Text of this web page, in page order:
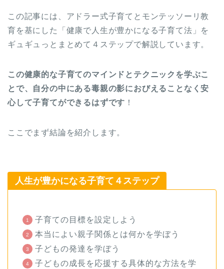
この記事には、アドラー式子育てとモンテッソーリ教
育を基にした「健康で人生が豊かになる子育て法」を
ギュギュっとまとめて４ステップで解説しています。
この健康的な子育てのマインドとテクニックを学ぶこ
とで、自分の中にある毒親の影におびえることなく安
心して子育てができるはずです ！
ここでまず結論を紹介します。
人生が豊かになる子育て４ステップ
子育ての目標を設定しよう
本当によい親子関係とは何かを学ぼう
子どもの発達を学ぼう
子どもの成長を応援する具体的な方法を学